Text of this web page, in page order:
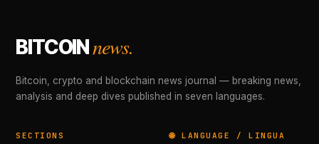
BITCOINnews.
Bitcoin, crypto and blockchain news journal — breaking news,
analysis and deep dives published in seven languages.
SECTIONS 🌐 LANGUAGE / LINGUA